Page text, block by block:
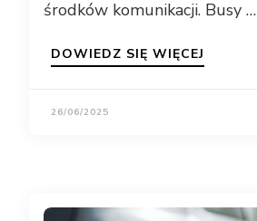
środków komunikacji. Busy …
DOWIEDZ SIĘ WIĘCEJ
26/06/2025